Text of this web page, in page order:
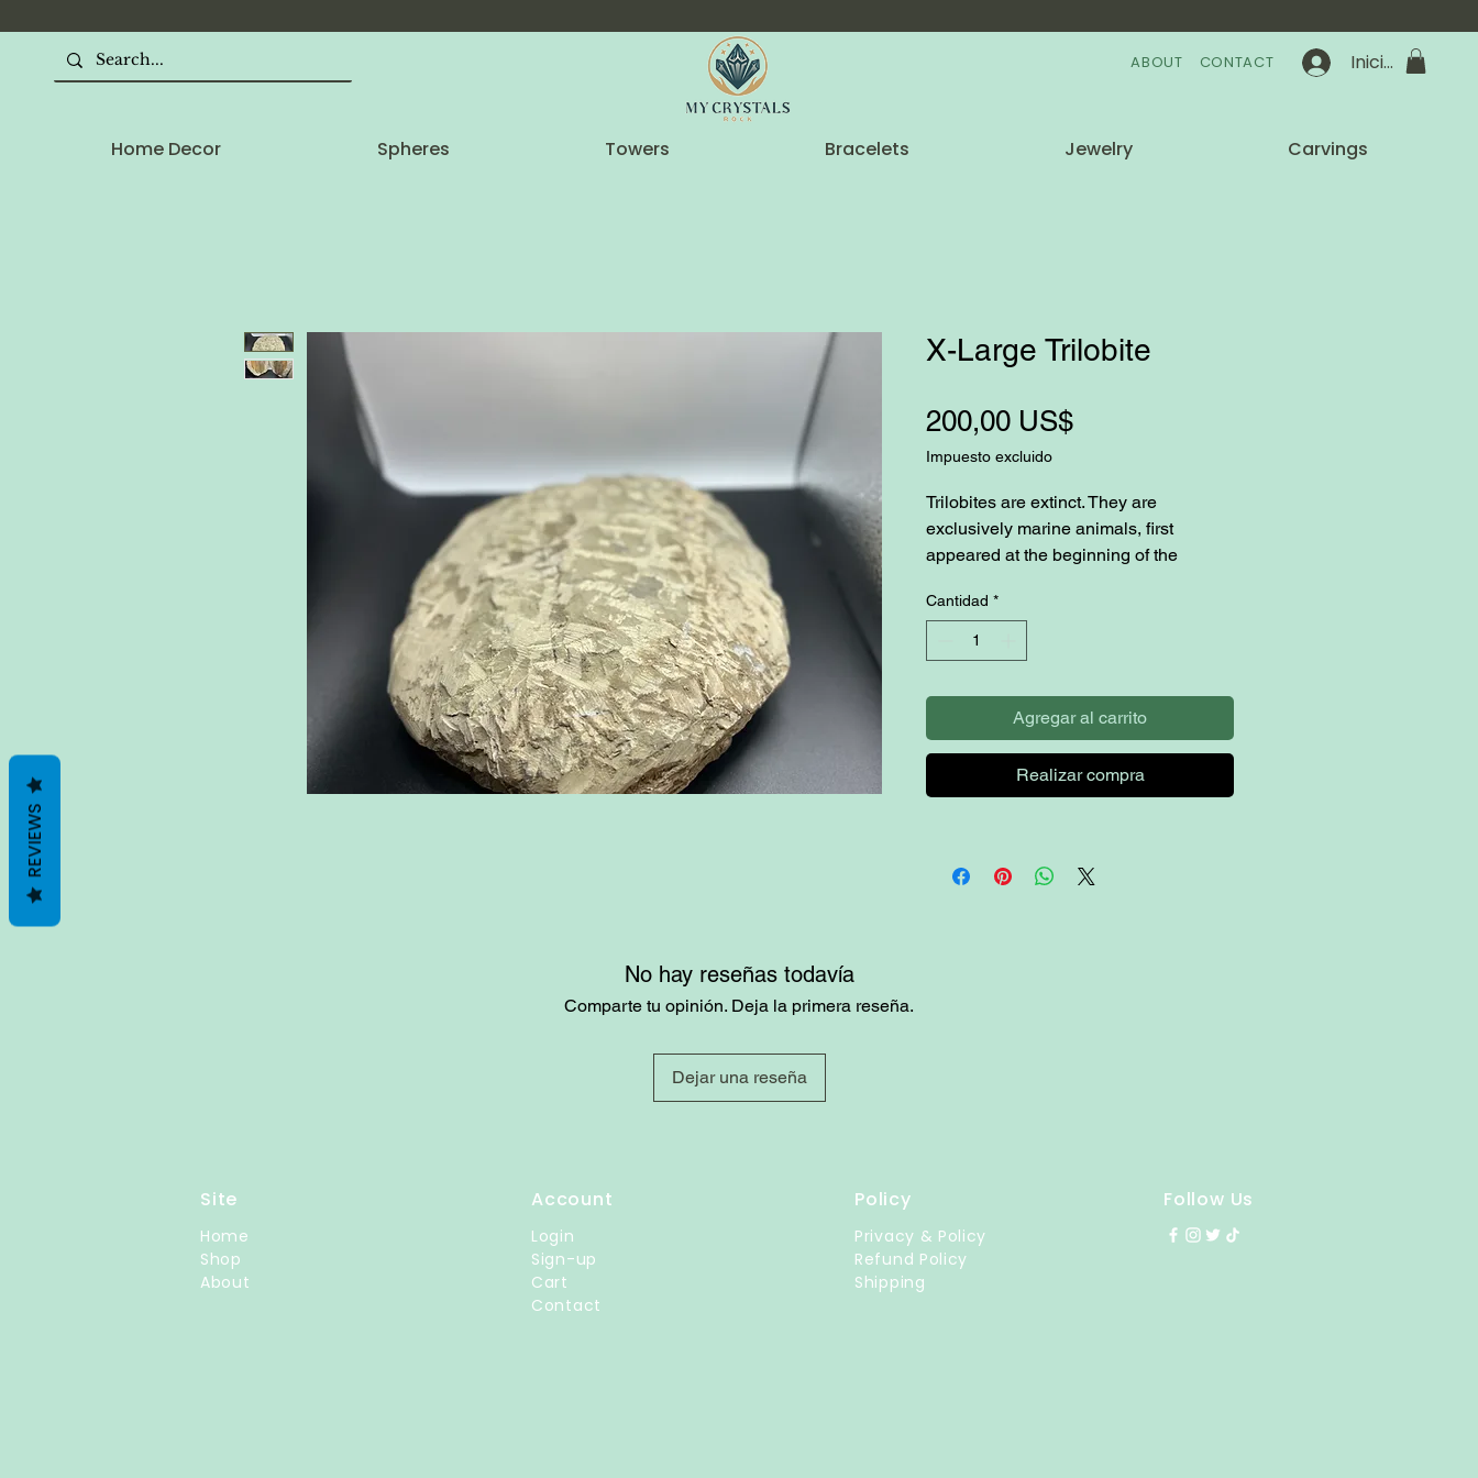
ABOUT CONTACT Iniciar sesión
Home Decor Spheres Towers Bracelets Jewelry Carvings
X-Large Trilobite
200,00 US$Precio
Impuesto excluido
Trilobites are extinct. They are
exclusively marine animals, first
appeared at the beginning of the
years ago. when the dominated the
Cantidad *
Agregar al carrito
Realizar compra
No hay reseñas todavía
Comparte tu opinión. Deja la primera reseña.
Dejar una reseña
Site
Home
Shop
About
Account
Login
Sign-up
Cart
Contact
Policy
Privacy & Policy
Refund Policy
Shipping
Follow Us
REVIEWS